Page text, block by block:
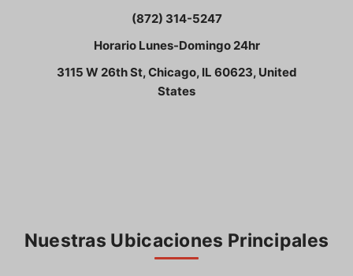
(872) 314-5247
Horario Lunes-Domingo 24hr
3115 W 26th St, Chicago, IL 60623, United
States
Nuestras Ubicaciones Principales